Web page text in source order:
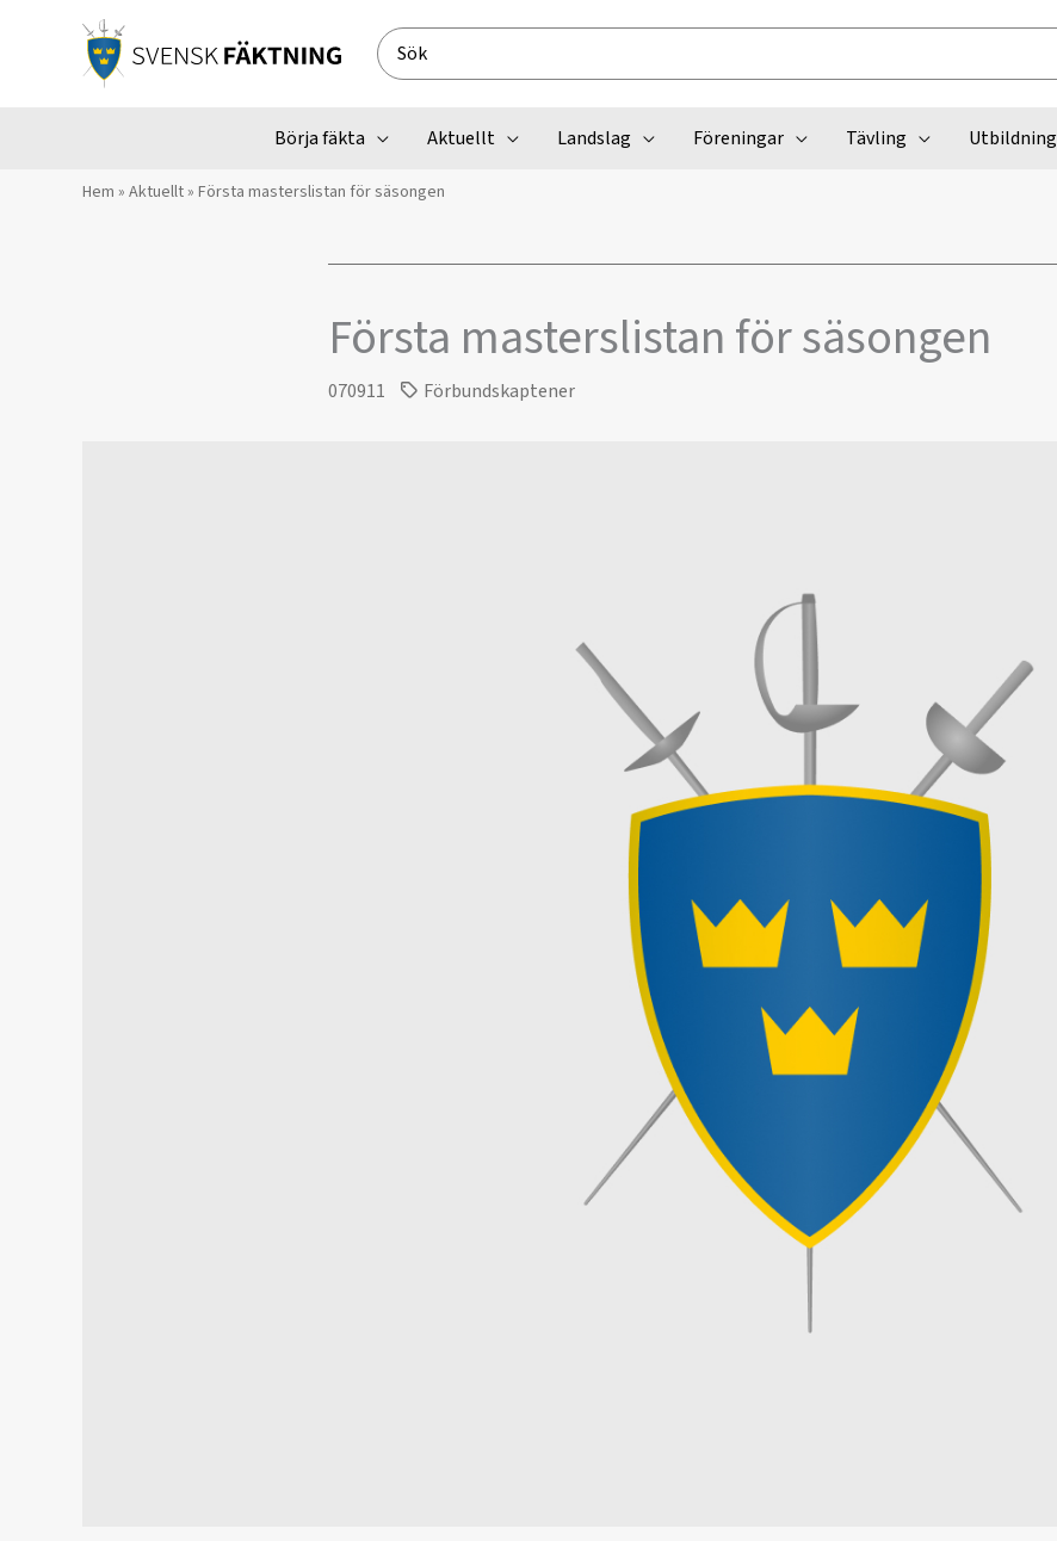
Search
for:
Börja fäkta Aktuellt Landslag Föreningar Tävling Utbildning
Hem » Aktuellt» Första masterslistan för säsongen
Första masterslistan för säsongen
070911 Förbundskaptener